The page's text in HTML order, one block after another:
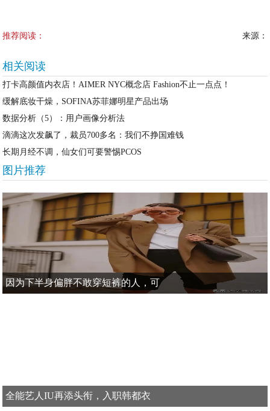
推荐阅读： 来源：
相关阅读
打卡高颜值内衣店！AIMER NYC概念店 Fashion不止一点点！
缓解底妆干燥，SOFINA苏菲娜明星产品出场
数据分析（5）：用户画像分析法
滴滴这次发飙了，裁员700多名：我们不挣国难钱
长期月经不调，仙女们可要警惕PCOS
图片推荐
因为下半身偏胖不敢穿短裤的人，可
全能艺人IU再添头衔，入职韩都衣